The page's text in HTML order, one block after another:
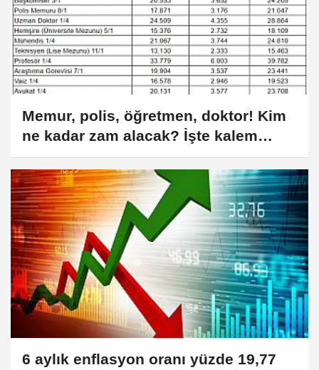
Memur, polis, öğretmen, doktor! Kim
ne kadar zam alacak? İşte kalem
kalem yeni maaş tablosu...!
6 aylık enflasyon oranı yüzde 19,77